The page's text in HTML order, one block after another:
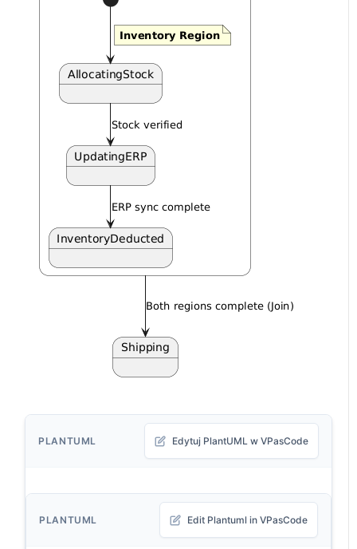
PLANTUML Edytuj PlantUML w VPasCode
PLANTUML Edit Plantuml in VPasCode